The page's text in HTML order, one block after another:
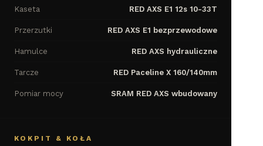
Kaseta RED AXS E1 12s 10-33T
Przerzutki RED AXS E1 bezprzewodowe
Hamulce RED AXS hydrauliczne
Tarcze RED Paceline X 160/140mm
Pomiar mocy SRAM RED AXS wbudowany
KOKPIT & KOŁA